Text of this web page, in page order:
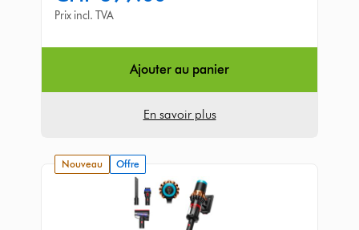
of
from
Prix incl. TVA
Ajouter au panier
En savoir plus
nouveau Offre